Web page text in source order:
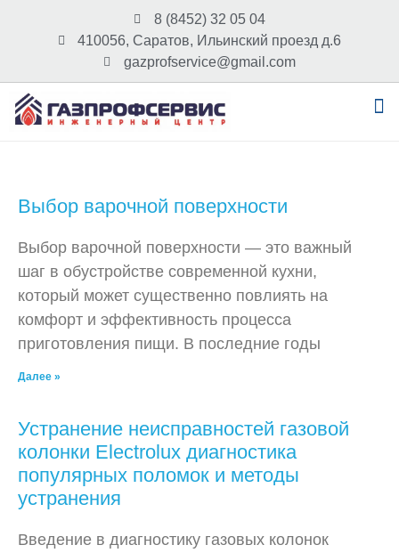
8 (8452) 32 05 04
410056, Саратов, Ильинский проезд д.6
gazprofservice@gmail.com
Выбор варочной поверхности
Выбор варочной поверхности — это важный
шаг в обустройстве современной кухни,
который может существенно повлиять на
комфорт и эффективность процесса
приготовления пищи. В последние годы
Далее »
Устранение неисправностей газовой
колонки Electrolux диагностика
популярных поломок и методы
устранения
Введение в диагностику газовых колонок